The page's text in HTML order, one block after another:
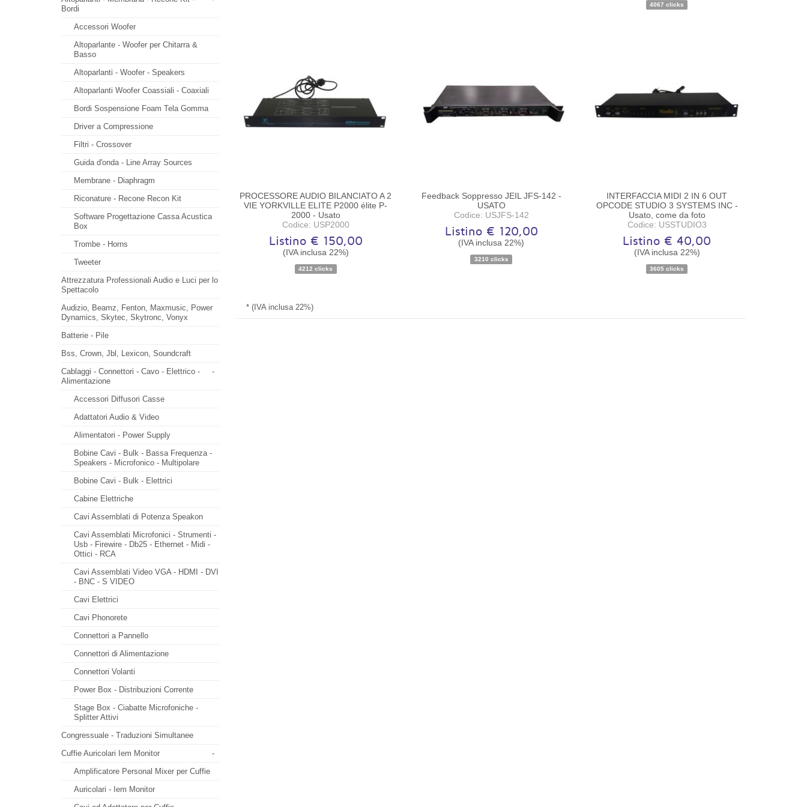
Bordi
Accessori Woofer
Altoparlante - Woofer per Chitarra &
Basso
Altoparlanti - Woofer - Speakers
Altoparlanti Woofer Coassiali - Coaxiali
Bordi Sospensione Foam Tela Gomma
Driver a Compressione
Filtri - Crossover
Guida d'onda - Line Array Sources
Membrane - Diaphragm
Riconature - Recone Recon Kit
Software Progettazione Cassa Acustica
Box
Trombe - Horns
Tweeter
Attrezzatura Professionali Audio e Luci per lo
Spettacolo
Audizio, Beamz, Fenton, Maxmusic, Power
Dynamics, Skytec, Skytronc, Vonyx
Batterie - Pile
Bss, Crown, Jbl, Lexicon, Soundcraft
-
Cablaggi - Connettori - Cavo - Elettrico -
Alimentazione
Accessori Diffusori Casse
Adattatori Audio & Video
Alimentatori - Power Supply
Bobine Cavi - Bulk - Bassa Frequenza -
Speakers - Microfonico - Multipolare
Bobine Cavi - Bulk - Elettrici
Cabine Elettriche
Cavi Assemblati di Potenza Speakon
Cavi Assemblati Microfonici - Strumenti -
Usb - Firewire - Db25 - Ethernet - Midi -
Ottici - RCA
Cavi Assemblati Video VGA - HDMI - DVI
- BNC - S VIDEO
Cavi Elettrici
Cavi Phonorete
Connettori a Pannello
Connettori di Alimentazione
Connettori Volanti
Power Box - Distribuzioni Corrente
Stage Box - Ciabatte Microfoniche -
Splitter Attivi
Congressuale - Traduzioni Simultanee
-
Cuffie Auricolari Iem Monitor
Amplificatore Personal Mixer per Cuffie
Auricolari - Iem Monitor
4067 clicks
Disponibilità:Pezzo unico
PROCESSORE AUDIO BILANCIATO A 2
VIE YORKVILLE ELITE P2000 élite P-
2000 - Usato
Codice: USP2000
Listino € 150,00
(IVA inclusa 22%)
4212 clicks
Disponibilità:Pezzo unico
Feedback Soppresso JEIL JFS-142 -
USATO
Codice: USJFS-142
Listino € 120,00
(IVA inclusa 22%)
3210 clicks Disponibilità:Pezzo unico
INTERFACCIA MIDI 2 IN 6 OUT
OPCODE STUDIO 3 SYSTEMS INC -
Usato, come da foto
Codice: USSTUDIO3
Listino € 40,00
(IVA inclusa 22%)
3605 clicks
* (IVA inclusa 22%)